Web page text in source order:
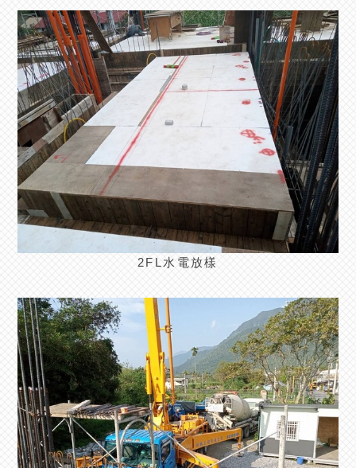
2FL水電放樣